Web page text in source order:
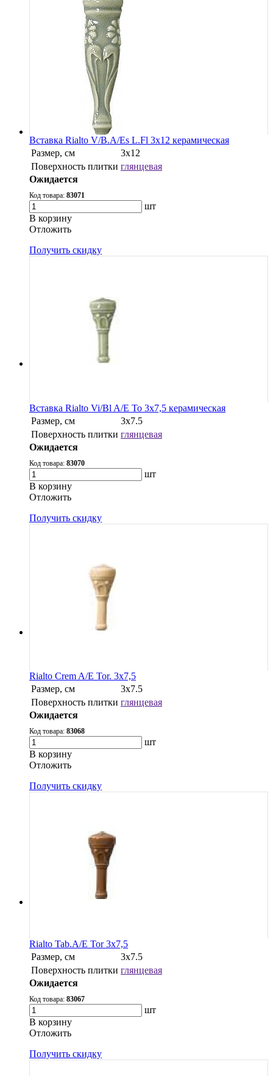
Вставка Rialto V/B.A/Es L.Fl 3x12 керамическая
Размер, см
3x12
Поверхность плитки глянцевая
Ожидается
Код товара: 83071
шт
В корзину
Oтложить
Получить скидку
Вставка Rialto Vi/Bl A/E To 3x7,5 керамическая
Размер, см
3х7.5
Поверхность плитки глянцевая
Ожидается
Код товара: 83070
шт
В корзину
Oтложить
Получить скидку
Rialto Crem A/E Tor. 3x7,5
Размер, см
3х7.5
Поверхность плитки глянцевая
Ожидается
Код товара: 83068
шт
В корзину
Oтложить
Получить скидку
Rialto Tab.A/E Tor 3x7,5
Размер, см
3х7.5
Поверхность плитки глянцевая
Ожидается
Код товара: 83067
шт
В корзину
Oтложить
Получить скидку